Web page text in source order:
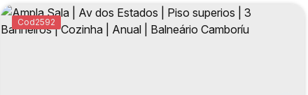
2592